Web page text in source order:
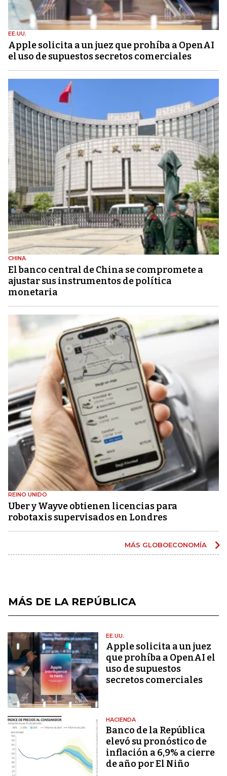
EE.UU.
Apple solicita a un juez que prohíba a OpenAI
el uso de supuestos secretos comerciales
CHINA
El banco central de China se compromete a
ajustar sus instrumentos de política
monetaria
REINO UNIDO
Uber y Wayve obtienen licencias para
robotaxis supervisados ​​en Londres
MÁS GLOBOECONOMÍA
MÁS DE LA REPÚBLICA
EE.UU.
Apple solicita a un juez
que prohíba a OpenAI el
uso de supuestos
secretos comerciales
HACIENDA
Banco de la República
elevó su pronóstico de
inflación a 6,9% a cierre
de año por El Niño